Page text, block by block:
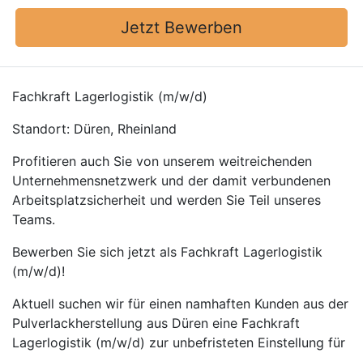
Jetzt Bewerben
Fachkraft Lagerlogistik (m/w/d)
Standort: Düren, Rheinland
Profitieren auch Sie von unserem weitreichenden
Unternehmensnetzwerk und der damit verbundenen
Arbeitsplatzsicherheit und werden Sie Teil unseres
Teams.
Bewerben Sie sich jetzt als Fachkraft Lagerlogistik
(m/w/d)!
Aktuell suchen wir für einen namhaften Kunden aus der
Pulverlackherstellung aus Düren eine Fachkraft
Lagerlogistik (m/w/d) zur unbefristeten Einstellung für